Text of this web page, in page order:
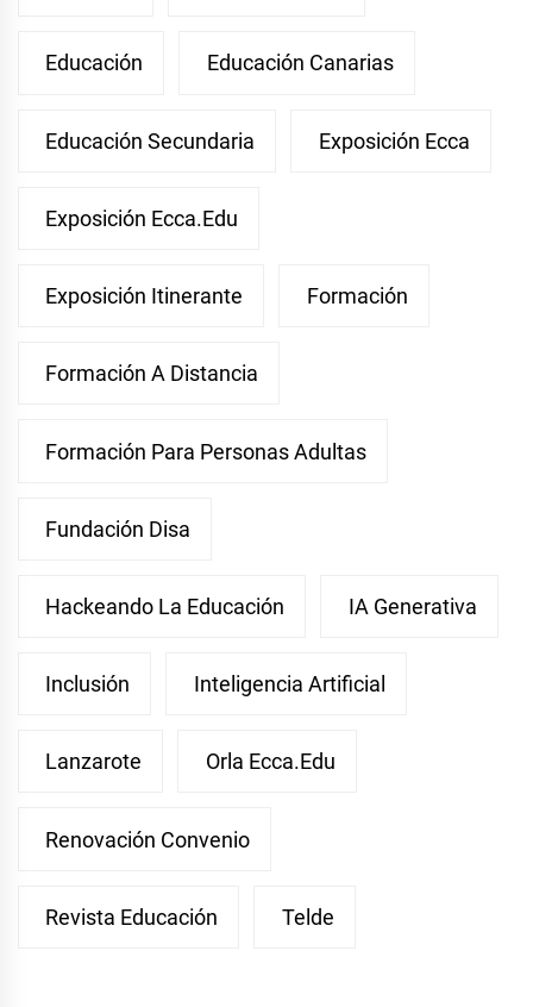
Educación Educación Canarias
Educación Secundaria Exposición Ecca
Exposición Ecca.edu
Exposición Itinerante Formación
Formación A Distancia
Formación Para Personas Adultas
Fundación Disa
Hackeando La Educación IA Generativa
Inclusión Inteligencia Artificial
Lanzarote Orla Ecca.edu
Renovación Convenio
Revista Educación Telde